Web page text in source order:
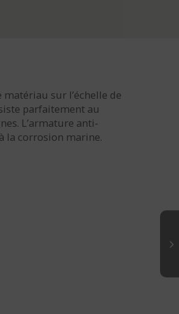
sur l’échelle de
parfaitement au
L’armature anti-
la corrosion marine.